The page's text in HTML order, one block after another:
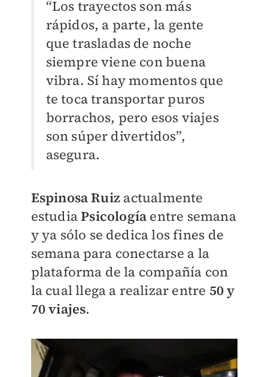
“Los trayectos son más
rápidos, a parte, la gente
que trasladas de noche
siempre viene con buena
vibra. Sí hay momentos que
te toca transportar puros
borrachos, pero esos viajes
son súper divertidos”,
asegura.
Espinosa Ruiz actualmente
estudiaPsicología entre semana
y ya sólo se dedica los fines de
semana para conectarse a la
plataforma de la compañía con
la cual llega a realizar entre 50 y
70 viajes.